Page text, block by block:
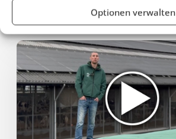
Optionen verwalten
Bekijk de video »